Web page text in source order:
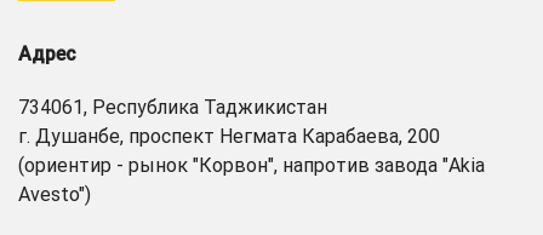
Адрес
734061, Республика Таджикистан
г. Душанбе, проспект Негмата Карабаева, 200
(ориентир - рынок "Корвон", напротив завода "Akia
Avesto")